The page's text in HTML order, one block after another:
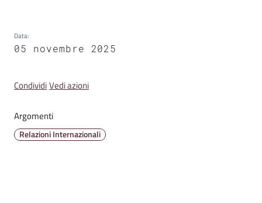
v
e
t
Data:
05 novembre 2025
CondividiVedi azioni
Argomenti
Relazioni Internazionali